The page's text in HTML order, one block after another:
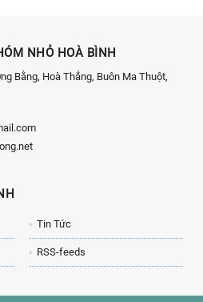
NHỎ HOÀ BÌNH
Bằng, Hoà Thắng, Buôn Ma Thuột,
Tin Tức
RSS-feeds